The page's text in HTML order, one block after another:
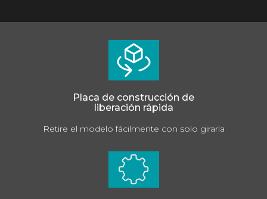
Placa de construcción de
liberación rápida
Retire el modelo fácilmente con solo girarla